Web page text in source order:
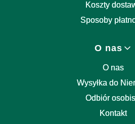
Koszty
Sposoby
O nas
O nas
Wysyłka do
Odbiór
Kontakt